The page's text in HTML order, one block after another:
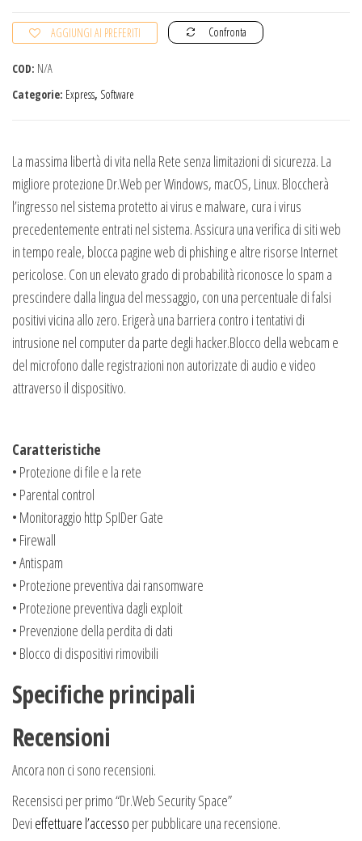
Space
quantità
AGGIUNGI AI PREFERITI Confronta
COD: N/A
Categorie: Express, Software
La massima libertà di vita nella Rete senza limitazioni di sicurezza. La
migliore protezione Dr.Web per Windows, macOS, Linux. Bloccherà
l’ingresso nel sistema protetto ai virus e malware, cura i virus
precedentemente entrati nel sistema. Assicura una verifica di siti web
in tempo reale, blocca pagine web di phishing e altre risorse Internet
pericolose. Con un elevato grado di probabilità riconosce lo spam a
prescindere dalla lingua del messaggio, con una percentuale di falsi
positivi vicina allo zero. Erigerà una barriera contro i tentativi di
intrusione nel computer da parte degli hacker.Blocco della webcam e
del microfono dalle registrazioni non autorizzate di audio e video
attraverso il dispositivo.
Caratteristiche
• Protezione di file e la rete
• Parental control
• Monitoraggio http SpIDer Gate
• Firewall
• Antispam
• Protezione preventiva dai ransomware
• Protezione preventiva dagli exploit
• Prevenzione della perdita di dati
• Blocco di dispositivi rimovibili
Specifiche principali
Recensioni
Ancora non ci sono recensioni.
Recensisci per primo “Dr.Web Security Space”
Devi effettuare l’accesso per pubblicare una recensione.